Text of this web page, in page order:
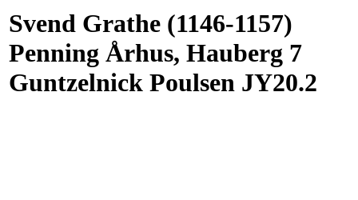
Svend Grathe (1146-1157)
Penning Århus, Hauberg 7
Guntzelnick Poulsen JY20.2